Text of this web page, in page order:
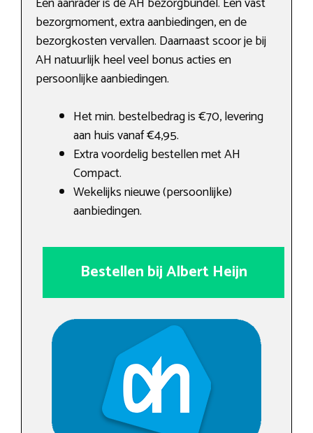
bezorgmoment, extra aanbiedingen, en de
bezorgkosten vervallen. Daarnaast scoor je bij
AH natuurlijk heel veel bonus acties en
persoonlijke aanbiedingen.
Het min. bestelbedrag is €70, levering
aan huis vanaf €4,95.
Extra voordelig bestellen met AH
Compact.
Wekelijks nieuwe (persoonlijke)
aanbiedingen.
Bestellen bij Albert Heijn